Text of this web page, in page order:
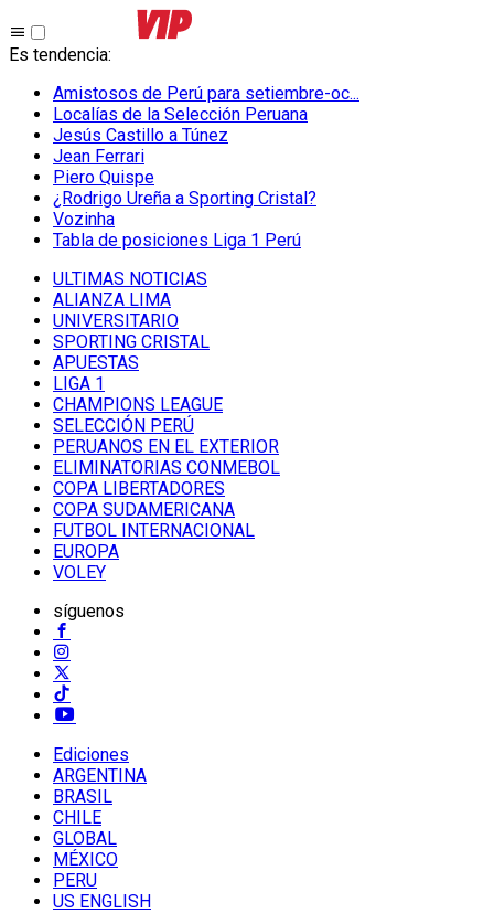
Es tendencia:
Amistosos de Perú para setiembre-oc...
Localías de la Selección Peruana
Jesús Castillo a Túnez
Jean Ferrari
Piero Quispe
¿Rodrigo Ureña a Sporting Cristal?
Vozinha
Tabla de posiciones Liga 1 Perú
ULTIMAS NOTICIAS
ALIANZA LIMA
UNIVERSITARIO
SPORTING CRISTAL
APUESTAS
LIGA 1
CHAMPIONS LEAGUE
SELECCIÓN PERÚ
PERUANOS EN EL EXTERIOR
ELIMINATORIAS CONMEBOL
COPA LIBERTADORES
COPA SUDAMERICANA
FUTBOL INTERNACIONAL
EUROPA
VOLEY
síguenos
Ediciones
ARGENTINA
BRASIL
CHILE
GLOBAL
MÉXICO
PERU
US ENGLISH